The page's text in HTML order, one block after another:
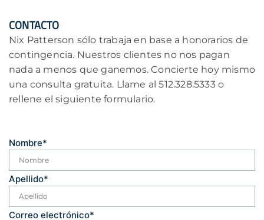
CONTACTO
Nix Patterson sólo trabaja en base a honorarios de
contingencia. Nuestros clientes no nos pagan
nada a menos que ganemos. Concierte hoy mismo
una consulta gratuita. Llame al 512.328.5333 o
rellene el siguiente formulario.
Nombre*
Apellido*
Correo electrónico*